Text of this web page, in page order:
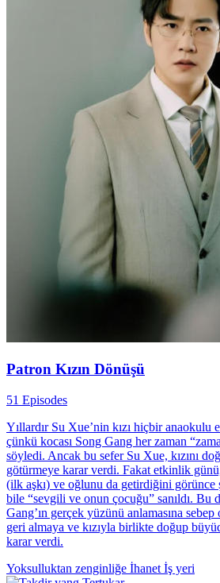
Patron Kızın Dönüşü
51 Episodes
Yıllardır Su Xue’nin kızı hiçbir anaokulu
çünkü kocası Song Gang her zaman
söyledi. Ancak bu sefer Su Xue, kızını
götürmeye karar verdi. Fakat etkinlik
(ilk aşkı) ve oğlunu da getirdiğini görünce
bile “sevgili ve onun çocuğu” sanıldı. Bu
Gang’ın gerçek yüzünü anlamasına
geri almaya ve kızıyla birlikte doğup
karar verdi.
Yoksulluktan zenginliğe İhanet İş yeri